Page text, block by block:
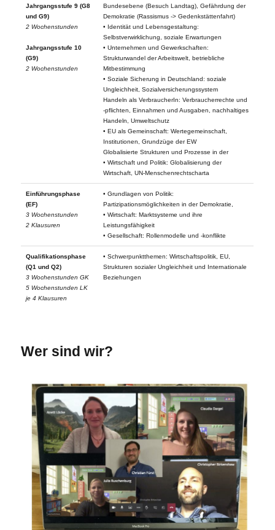
Jahrgangsstufe 9 (G8
und G9)
2 Wochenstunden
Jahrgangsstufe 10
(G9)
2 Wochenstunden
Bundesebene (Besuch Landtag), Gefährdung der
Demokratie (Rassismus -> Gedenkstättenfahrt)
• Identität und Lebensgestaltung:
Selbstverwirklichung, soziale Erwartungen
• Unternehmen und Gewerkschaften:
Strukturwandel der Arbeitswelt, betriebliche
Mitbestimmung
• Soziale Sicherung in Deutschland: soziale
Ungleichheit, Sozialversicherungssystem
Handeln als VerbraucherIn: Verbraucherrechte und
-pflichten, Einnahmen und Ausgaben, nachhaltiges
Handeln, Umweltschutz
• EU als Gemeinschaft: Wertegemeinschaft,
Institutionen, Grundzüge der EW
Globalisierte Strukturen und Prozesse in der
• Wirtschaft und Politik: Globalisierung der
Wirtschaft, UN-Menschenrechtscharta
Einführungsphase
(EF)
3 Wochenstunden
2 Klausuren
• Grundlagen von Politik:
Partizipationsmöglichkeiten in der Demokratie,
• Wirtschaft: Marktsysteme und ihre
Leistungsfähigkeit
• Gesellschaft: Rollenmodelle und -konflikte
Qualifikationsphase
(Q1 und Q2)
3 Wochenstunden GK
5 Wochenstunden LK
je 4 Klausuren
• Schwerpunktthemen: Wirtschaftspolitik, EU,
Strukturen sozialer Ungleichheit und Internationale
Beziehungen
Wer sind wir?